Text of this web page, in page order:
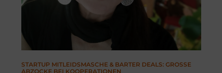
STARTUP MITLEIDSMASCHE & BARTER DEALS: GROSSE A
BZOCKE BEI KOOPERATIONEN